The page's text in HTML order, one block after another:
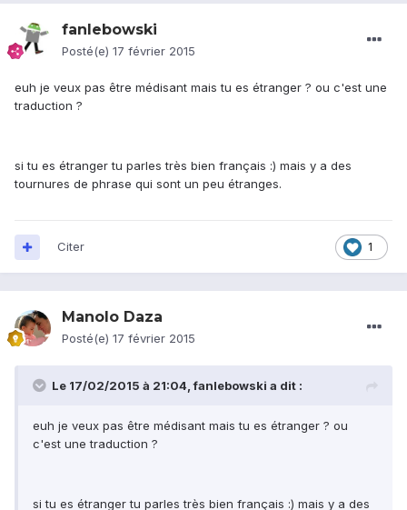
fanlebowski
Posté(e) 17 février 2015
euh je veux pas être médisant mais tu es étranger ? ou c'est une
traduction ?
si tu es étranger tu parles très bien français :) mais y a des
tournures de phrase qui sont un peu étranges.
1
Citer
Manolo Daza
Posté(e) 17 février 2015
Le 17/02/2015 à 21:04, fanlebowski a dit :
euh je veux pas être médisant mais tu es étranger ? ou
c'est une traduction ?
si tu es étranger tu parles très bien français :) mais y a des